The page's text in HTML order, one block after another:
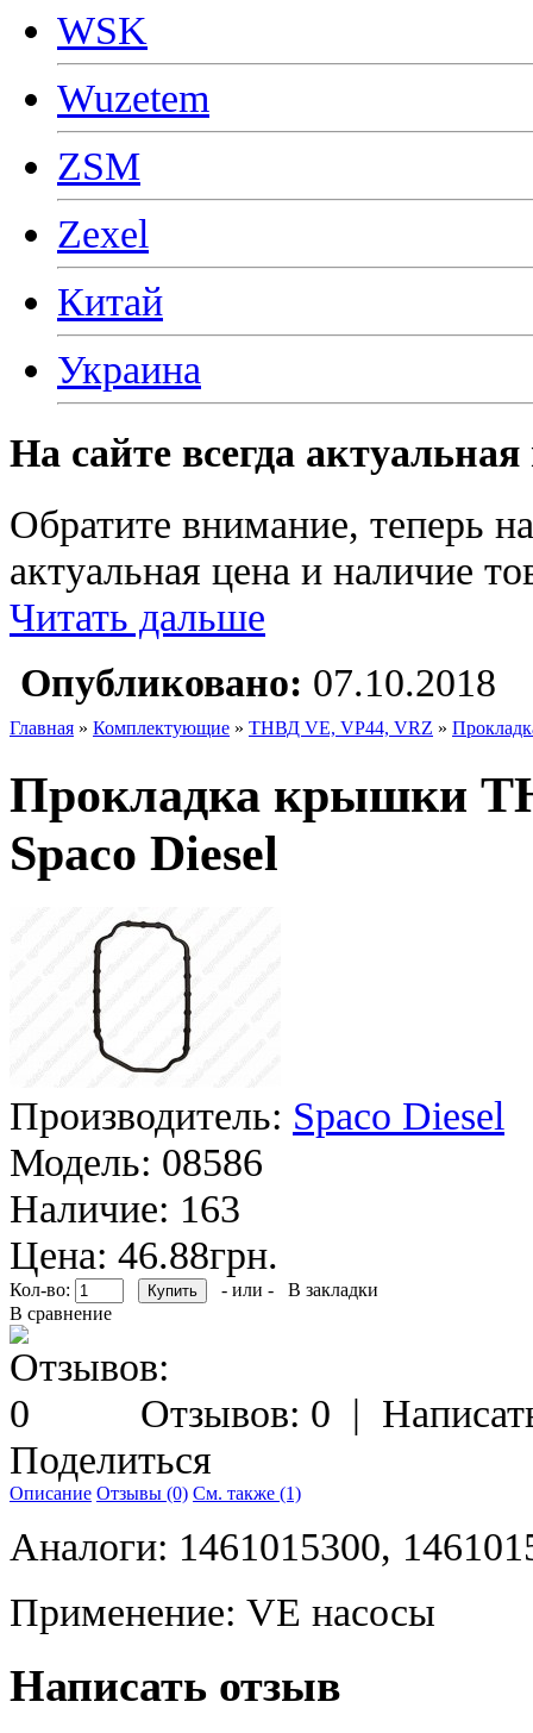
WSK
Wuzetem
ZSM
Zexel
Китай
Украина
На сайте всегда
Обратите внимание, теперь
актуальная цена и наличие
Читать дальше
Опубликовано: 07.10.2018
Главная » Комплектующие » ТНВД VE, VP44, VRZ »
Прокладка крышки
Spaco Diesel
Производитель: Spaco Diesel
Модель: 08586
Наличие: 163
Цена: 46.88грн.
Кол-во: - или -
В закладки
В сравнение
Отзывов: 0 |
Поделиться
Описание Отзывы (0) См. также (1)
Аналоги: 1461015300,
Применение: VE насосы
Написать отзыв